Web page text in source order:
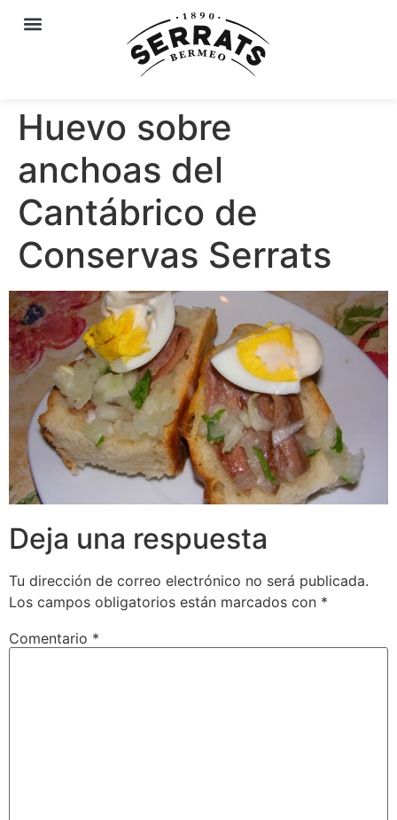
Huevo sobre
anchoas del
Cantábrico de
Conservas Serrats
Deja una respuesta
Tu dirección de correo electrónico no será publicada.
Los campos obligatorios están marcados con *
Comentario *